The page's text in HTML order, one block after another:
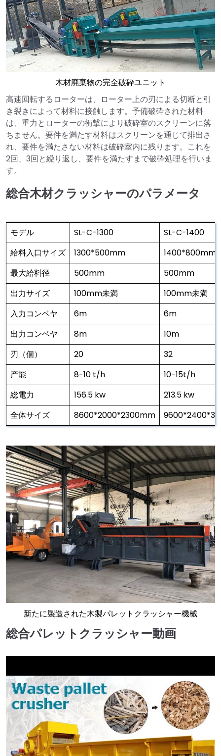
木材廃棄物の完全破砕ユニット
高速回転するローターは、ローター上の刃による切断と引
き裂きによって材料に接触します。予備破砕された材料
は、重力とローターの衝撃により破砕室のスクリーンに落
ちません。要件を満たす材料はスクリーンを通じて排出さ
れ、要件を満たさない材料は破砕室内に残ります。これを
2回、3回と繰り返し、要件を満たすまで破砕処理を行いま
す。
総合木材クラッシャーのパラメータ
モデル SL-C-1300
SL-C-1400
給料入口サイズ
1300*500mm
1400*800mm
最大給料径
500mm
500mm
出力サイズ
100mm未満
100mm未満
入力コンベヤ
6m
6m
出力コンベヤ
8m
10m
刃（個）
20
32
产能
8-10 t/h
10-15t/h
総電力
156.5 kw
213.5 kw
全体サイズ
8600*2000*2300mm
新たに製造された木製パレットクラッシャー機械
総合パレットクラッシャー動画